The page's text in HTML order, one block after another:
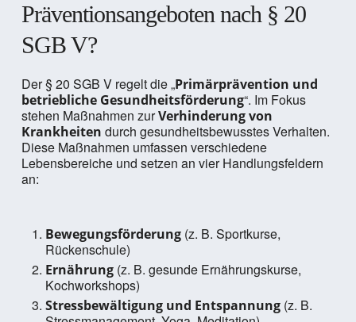
Präventionsangeboten nach § 20
SGB V?
Der § 20 SGB V regelt die „Primärprävention und
betriebliche Gesundheitsförderung“. Im Fokus
stehen Maßnahmen zurVerhinderung von
Krankheiten durch gesundheitsbewusstes Verhalten.
Diese Maßnahmen umfassen verschiedene
Lebensbereiche und setzen an vier Handlungsfeldern
an:
Bewegungsförderung(z. B. Sportkurse,
Rückenschule)
Ernährung(z. B. gesunde Ernährungskurse,
Kochworkshops)
Stressbewältigung und Entspannung(z. B.